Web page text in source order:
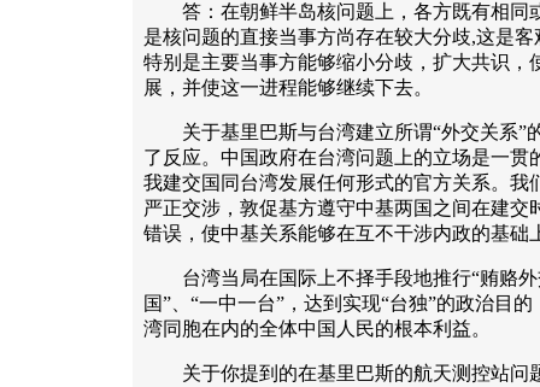
答：在朝鲜半岛核问题上，各方既有相同
是核问题的直接当事方尚存在较大分歧,这是
特别是主要当事方能够缩小分歧，扩大共识，
展，并使这一进程能够继续下去。
关于基里巴斯与台湾建立所谓“外交关系”
了反应。中国政府在台湾问题上的立场是一贯
我建交国同台湾发展任何形式的官方关系。我
严正交涉，敦促基方遵守中基两国之间在建交
错误，使中基关系能够在互不干涉内政的基础
台湾当局在国际上不择手段地推行“贿赂外
国”、“一中一台”，达到实现“台独”的政治目
湾同胞在内的全体中国人民的根本利益。
关于你提到的在基里巴斯的航天测控站问